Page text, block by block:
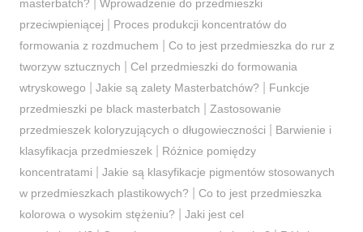
masterbatch?
Wprowadzenie do przedmieszki
przeciwpieniącej
Proces produkcji koncentratów do
formowania z rozdmuchem
Co to jest przedmieszka do rur z
tworzyw sztucznych
Cel przedmieszki do formowania
wtryskowego
Jakie są zalety Masterbatchów?
Funkcje
przedmieszki pe black masterbatch
Zastosowanie
przedmieszek koloryzujących o długowieczności
Barwienie i
klasyfikacja przedmieszek| Różnice pomiędzy
koncentratami
Jakie są klasyfikacje pigmentów stosowanych
w przedmieszkach plastikowych?
Co to jest przedmieszka
kolorowa o wysokim stężeniu?
Jaki jest cel